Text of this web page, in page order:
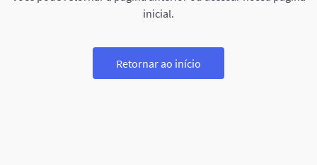
inicial.
Retornar ao início